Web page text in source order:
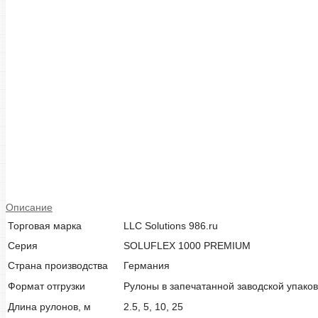
Описание
Торговая марка
LLC Solutions 986.ru
Серия
SOLUFLEX 1000 PREMIUM
Страна производства
Германия
Формат отгрузки
Рулоны в запечатанной заводской
Длина рулонов, м
2.5, 5, 10, 25